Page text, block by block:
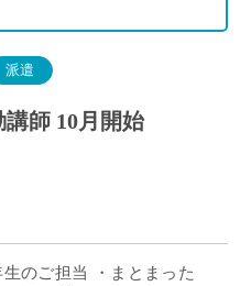
派遣
師 10月開始
のご担当 ・まとまった